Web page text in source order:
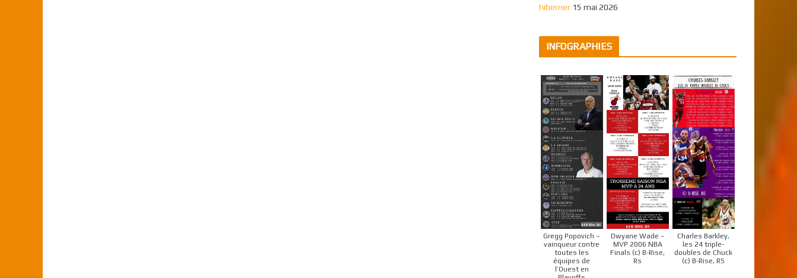
hiberner 15 mai 2026
INFOGRAPHIES
Gregg Popovich –
vainqueur contre
toutes les
équipes de
l’Ouest en
Dwyane Wade –
MVP 2006 NBA
Finals (c) B-Rise,
Rs
Charles Barkley,
les 24 triple-
doubles de Chuck
(c) B-Rise, RS